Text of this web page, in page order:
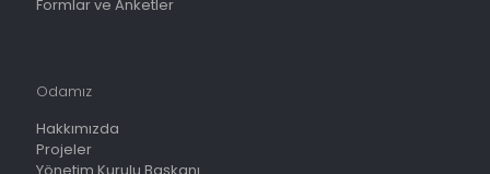
Formlar ve Anketler
Odamız
Hakkımızda
Projeler